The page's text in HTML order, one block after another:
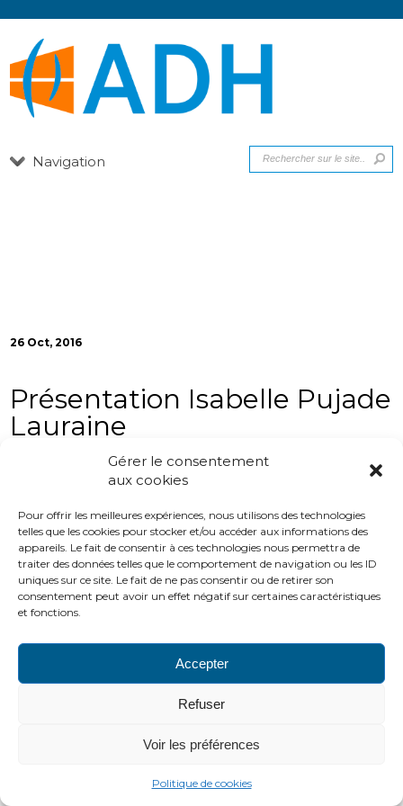
Gérer le consentement
aux cookies
Pour offrir les meilleures expériences, nous utilisons des technologies
telles que les cookies pour stocker et/ou accéder aux informations des
appareils. Le fait de consentir à ces technologies nous permettra de
traiter des données telles que le comportement de navigation ou les ID
uniques sur ce site. Le fait de ne pas consentir ou de retirer son
consentement peut avoir un effet négatif sur certaines caractéristiques
et fonctions.
Accepter
Refuser
Voir les préférences
Politique de cookies
Navigation
26 Oct, 2016
Présentation Isabelle Pujade
Lauraine
Présentation Isabelle Pujade Lauraine
PLAN DU SITE LIENS UTILES
MENTIONS LÉGALES
CONTACTS
2016 ADH
http://www.adh-asso.org